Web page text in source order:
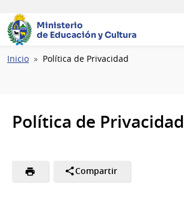
Ministerio
de Educación y Cultura
Ruta
Inicio Política de Privacidad
Política de Privacidad
Compartir